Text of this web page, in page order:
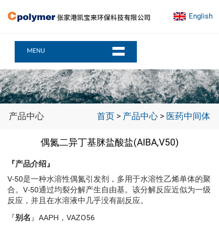
English
MENU
产品中心 首页 > 产品中心 > 医药中间体
偶氮二异丁基脒盐酸盐(AIBA,V50)
『产品介绍』
V-50是一种水溶性偶氮引发剂，多用于水溶性乙烯单体的聚
合。V-50通过均裂分解产生自由基。该分解反应近似为一级
反应，并且在水溶液中几乎没有副反应。
『别名 』AAPH，VAZO56